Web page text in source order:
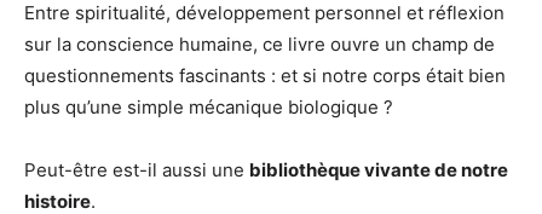
Entre spiritualité, développement personnel et réflexion
sur la conscience humaine, ce livre ouvre un champ de
questionnements fascinants : et si notre corps était bien
plus qu’une simple mécanique biologique ?
Peut-être est-il aussi une bibliothèque vivante de notre
histoire.